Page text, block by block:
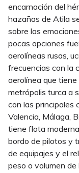
encarnación del
hazañas de Atila
sobre las
pocas opciones
aerolíneas rusas,
frecuencias con la
aerolínea que
metrópolis turca a
con las principales
Valencia, Málaga,
tiene flota
bordo de pilotos y
de equipajes y el
peso o volumen